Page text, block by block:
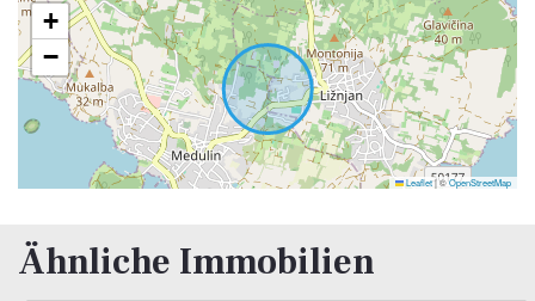
+
−
Leaflet|©OpenStreetMap
Ähnliche Immobilien